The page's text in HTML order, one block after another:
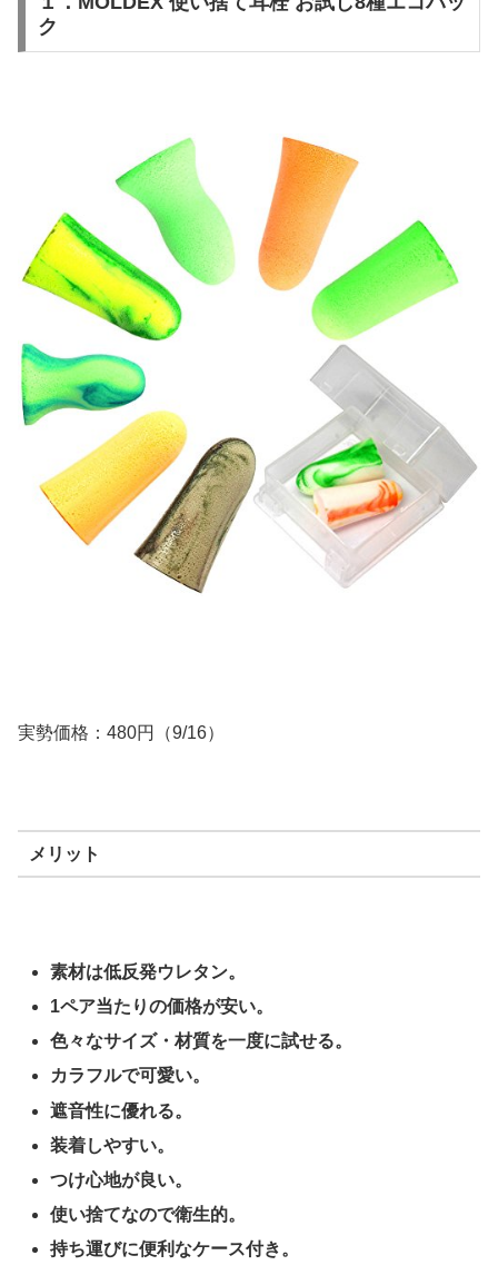
ク
実勢価格：480円（9/16）
メリット
素材は低反発ウレタン。
1ペア当たりの価格が安い。
色々なサイズ・材質を一度に試せる。
カラフルで可愛い。
遮音性に優れる。
装着しやすい。
つけ心地が良い。
使い捨てなので衛生的。
持ち運びに便利なケース付き。